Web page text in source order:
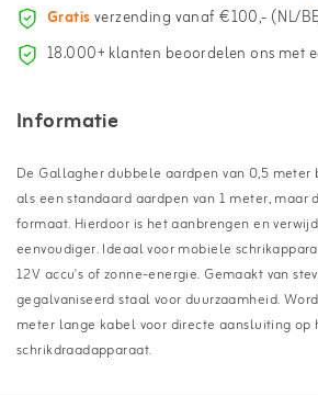
Gratisverzending vanaf €100,- (NL/
18.000+ klanten beoordelen ons met
Informatie
De Gallagher dubbele aardpen van 0,5
als een standaard aardpen van 1 meter, maar
formaat. Hierdoor is het aanbrengen en
eenvoudiger. Ideaal voor mobiele
12V accu's of zonne-energie. Gemaakt van
gegalvaniseerd staal voor duurzaamheid.
meter lange kabel voor directe aansluiting op
schrikdraadapparaat.